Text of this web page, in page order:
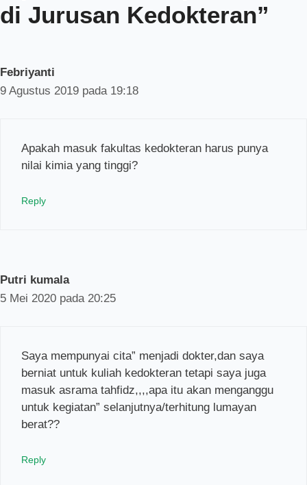
di Jurusan Kedokteran”
Febriyanti
9 Agustus 2019 pada 19:18
Apakah masuk fakultas kedokteran harus punya
nilai kimia yang tinggi?
Reply
Putri kumala
5 Mei 2020 pada 20:25
Saya mempunyai cita” menjadi dokter,dan saya
berniat untuk kuliah kedokteran tetapi saya juga
masuk asrama tahfidz,,,,apa itu akan menganggu
untuk kegiatan” selanjutnya/terhitung lumayan
berat??
Reply